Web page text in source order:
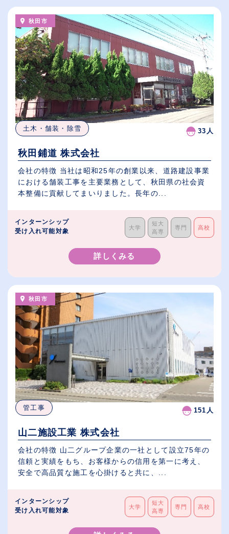
秋田市
土木・舗装・除雪 33人
秋田鋪道 株式会社
会社の特徴 当社は昭和25年の創業以来、道路建設事業
における舗装工事を主要業務として、秋田県の社会資
本整備に貢献してまいりました。長年の...
インターンシップ
受け入れ可能対象
大学
短大
高専
専門 高校
詳しくみる
秋田市
管工事 151人
山二施設工業 株式会社
会社の特徴 山二グループ企業の一社として設立75年の
信頼と実績をもち、お客様からの信用を第一に考え、
安全で高品質な施工を心掛けると共に、...
インターンシップ
受け入れ可能対象
大学
短大
高専
専門 高校